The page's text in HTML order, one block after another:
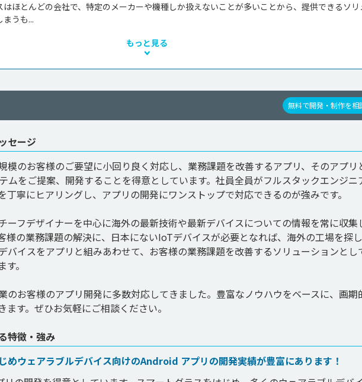
はほとんどの会社で、特定のメーカーや機種しか扱えないことが多いことから、提供できるソリ
うも...
もっと見る
無料で開発・制作を相
セージ
模のお客様のご要望に小回り良く対応し、業務課題を改善するアプリ、そのアプリ
ムをご提案、開発することを得意としています。社員全員がフルスタックエンジニ
丁寧にヒアリングし、アプリの開発にワンストップで対応できるのが強みです。
ーフデザイナーを中心に海外の最新技術や最新デバイスについての情報を常に収集
様の業務課題の解決に、日本にないIoTデバイスが必要となれば、海外の工場を探
バイスをアプリと組みあわせて、お客様の業務課題を改善するソリューションとし
。
のお客様のアプリ開発に多数対応してきました。豊富なノウハウをベースに、画期
ます。ぜひお気軽にご相談ください。
特徴・強み
めウェアラブルデバイス向けのAndroid アプリの開発実績が豊富にあります！